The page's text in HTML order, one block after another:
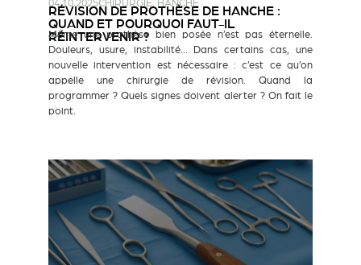
04.10.2025CHIRURGIE, HANCHE
RÉVISION DE PROTHÈSE DE HANCHE :
QUAND ET POURQUOI FAUT-IL
RÉINTERVENIR ?
Même une prothèse bien posée n’est pas éternelle.
Douleurs, usure, instabilité… Dans certains cas, une
nouvelle intervention est nécessaire : c’est ce qu’on
appelle une chirurgie de révision. Quand la
programmer ? Quels signes doivent alerter ? On fait le
point.